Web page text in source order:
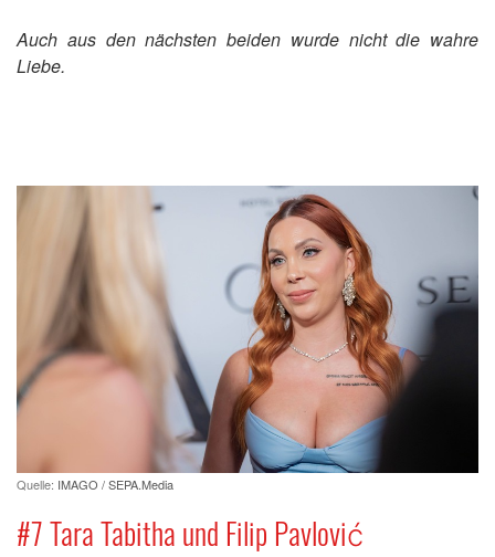
Auch aus den nächsten beiden wurde nicht die wahre
Liebe.
Quelle: IMAGO / SEPA.Media
#7 Tara Tabitha und Filip Pavlović